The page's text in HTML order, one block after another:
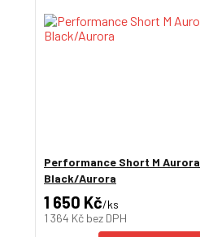
Performance Short M Aurora
Black/Aurora
1 650 Kč/ks
1 364 Kč bez DPH